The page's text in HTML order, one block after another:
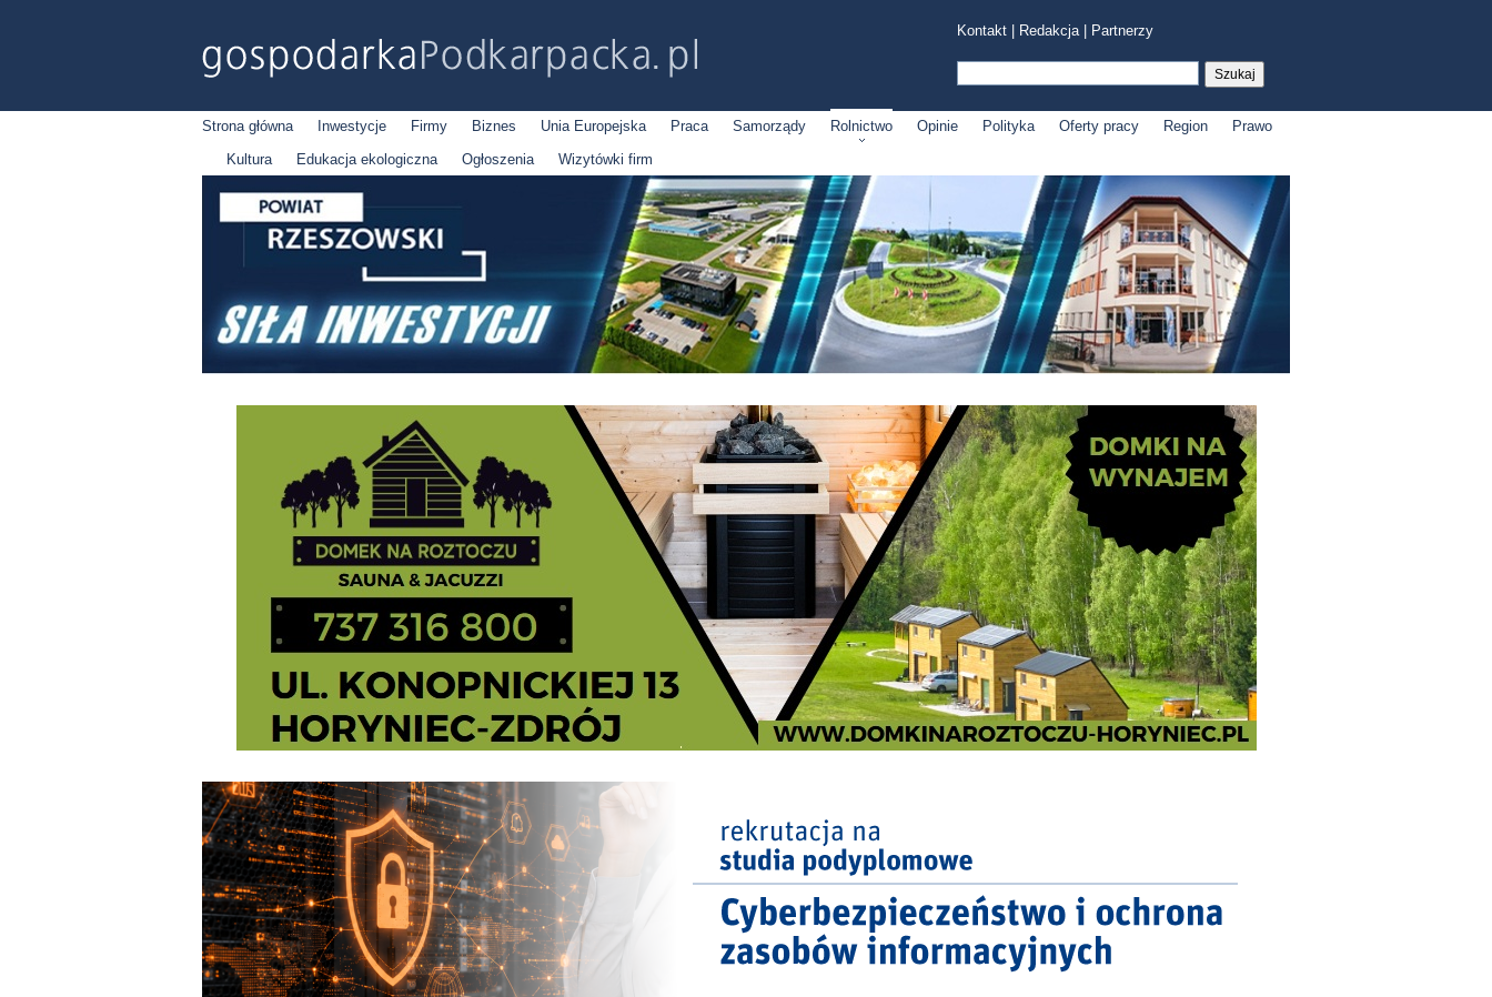
Kontakt Redakcja| Partnerzy
Strona główna Inwestycje Firmy Biznes Unia Europejska Praca Samorządy Rolnictwo Opinie Polityka Oferty pracy Region
Prawo
Kultura
Edukacja ekologiczna Ogłoszenia Wizytówki firm